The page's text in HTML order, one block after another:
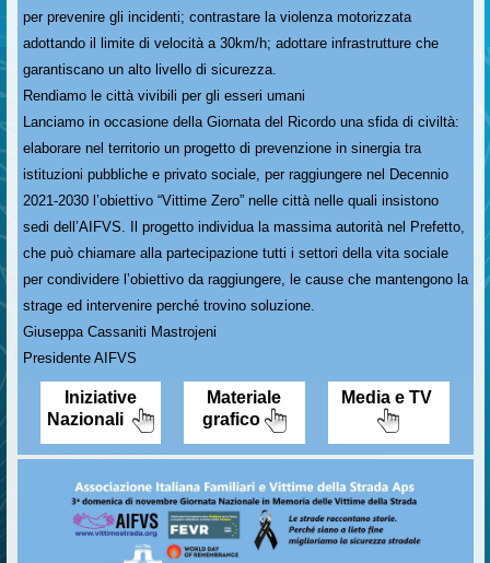
per prevenire gli incidenti; contrastare la violenza motorizzata
adottando il limite di velocità a 30km/h; adottare infrastrutture che
garantiscano un alto livello di sicurezza.
Rendiamo le città vivibili per gli esseri umani
Lanciamo in occasione della Giornata del Ricordo una sfida di civiltà:
elaborare nel territorio un progetto di prevenzione in sinergia tra
istituzioni pubbliche e privato sociale, per raggiungere nel Decennio
2021-2030 l’obiettivo “Vittime Zero” nelle città nelle quali insistono
sedi dell’AIFVS. Il progetto individua la massima autorità nel Prefetto,
che può chiamare alla partecipazione tutti i settori della vita sociale
per condividere l’obiettivo da raggiungere, le cause che mantengono la
strage ed intervenire perché trovino soluzione.
Giuseppa Cassaniti Mastrojeni
Presidente AIFVS
Iniziative
Nazionali
Materiale
grafico
Media e TV